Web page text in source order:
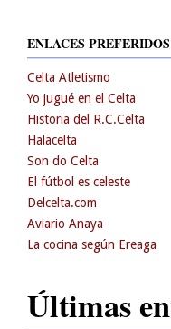
ENLACES PREFERIDOS
Celta Atletismo
Yo jugué en el Celta
Historia del R.C.Celta
Halacelta
Son do Celta
El fútbol es celeste
Delcelta.com
Aviario Anaya
La cocina según Ereaga
Últimas